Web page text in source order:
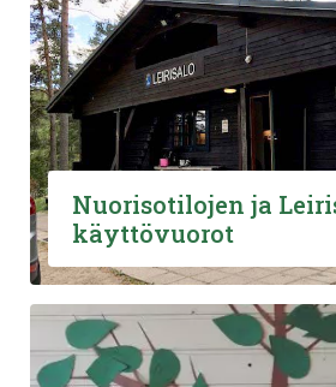
Nuorisotilojen ja
käyttövuorot